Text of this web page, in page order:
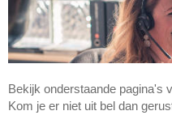
Bekijk onderstaande pagina's
Kom je er niet uit bel dan